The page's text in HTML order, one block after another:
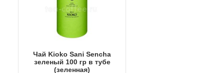
Чай Kioko Sani Sencha
зеленый 100 гр в тубе
(зеленная)